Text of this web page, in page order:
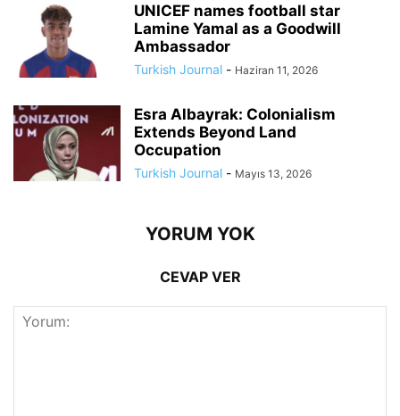
UNICEF names football star
Lamine Yamal as a Goodwill
Ambassador
Turkish Journal - Haziran 11, 2026
Esra Albayrak: Colonialism
Extends Beyond Land
Occupation
Turkish Journal - Mayıs 13, 2026
YORUM YOK
CEVAP VER